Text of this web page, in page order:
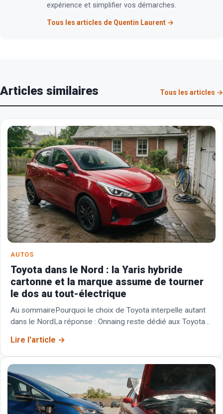
expérience et simplifier vos démarches.
Tous les articles de Quentin Laurent →
Articles similaires Tous les articles →
AUTOS
Toyota dans le Nord : la Yaris hybride
cartonne et la marque assume de tourner
le dos au tout-électrique
Au sommairePourquoi le choix de Toyota interpelle autant
dans le NordLa réponse : Onnaing reste dédié aux Toyota
Lire l'article